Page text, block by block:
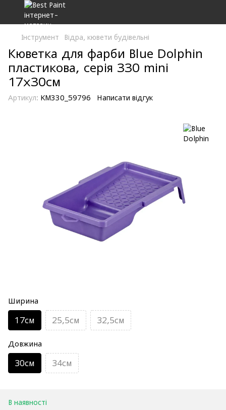
Інструмент Відра, кювети будівельні
Кюветка для фарби Blue Dolphin
пластикова, серія 330 mini
17х30см
Артикул: KM330_59796 Написати відгук
Ширина
17см 25,5см 32,5см
Довжина
30см 34см
В наявності